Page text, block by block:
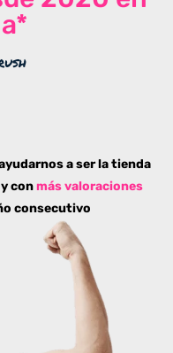
a ser la tienda
y conmás valoraciones
consecutivo